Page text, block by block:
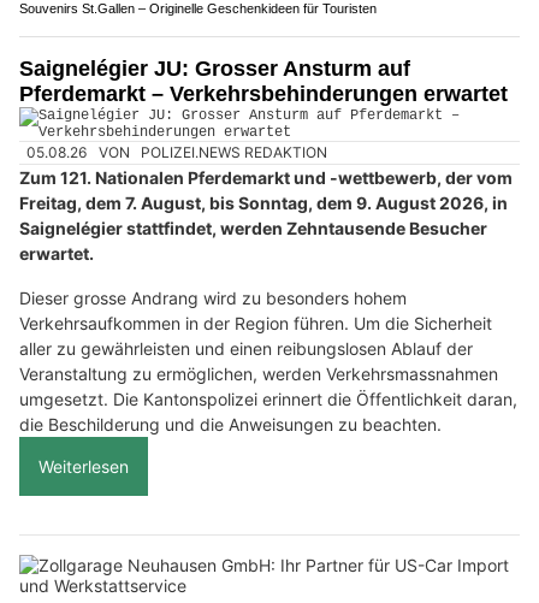
Souvenirs St.Gallen – Originelle Geschenkideen für Touristen
Saignelégier JU: Grosser Ansturm auf
Pferdemarkt – Verkehrsbehinderungen erwartet
05.08.26 VON POLIZEI.NEWS REDAKTION
Zum 121. Nationalen Pferdemarkt und -wettbewerb, der vom
Freitag, dem 7. August, bis Sonntag, dem 9. August 2026, in
Saignelégier stattfindet, werden Zehntausende Besucher
erwartet.
Dieser grosse Andrang wird zu besonders hohem
Verkehrsaufkommen in der Region führen. Um die Sicherheit
aller zu gewährleisten und einen reibungslosen Ablauf der
Veranstaltung zu ermöglichen, werden Verkehrsmassnahmen
umgesetzt. Die Kantonspolizei erinnert die Öffentlichkeit daran,
die Beschilderung und die Anweisungen zu beachten.
Weiterlesen